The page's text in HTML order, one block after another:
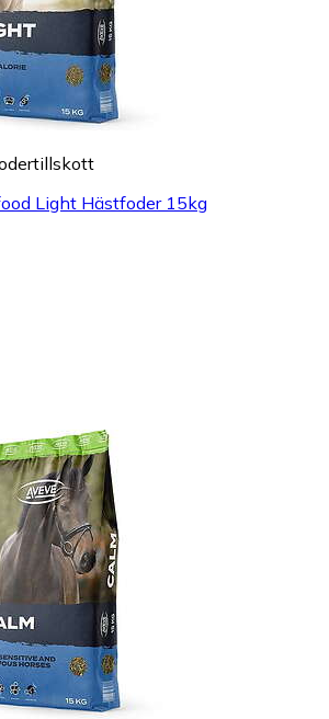
Light Hästfoder 15kg